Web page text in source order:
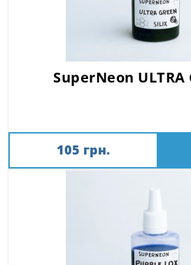
SuperNeon ULTRA
105 грн.